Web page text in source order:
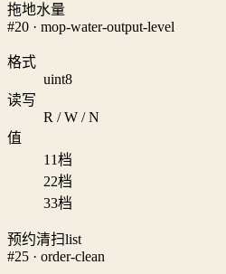
拖地水量
#20 · mop-water-output-level
格式
uint8
读写
R / W / N
值
1 1档
22档
33档
预约清扫list
#25 · order-clean